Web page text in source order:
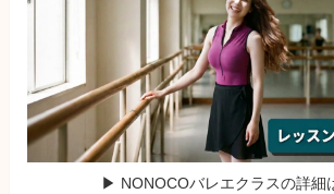
▶ NONOCOバレエクラスの詳細